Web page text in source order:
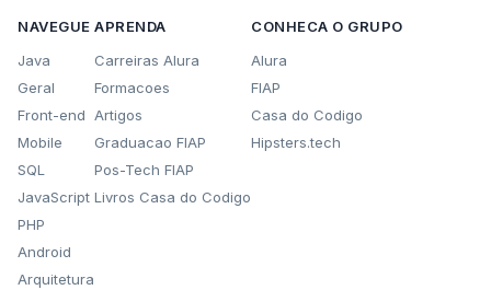
NAVEGUE
Java
Geral
Front-end
Mobile
SQL
JavaScript
PHP
Android
Arquitetura
APRENDA
Carreiras Alura
Formacoes
Artigos
Graduacao FIAP
Pos-Tech FIAP
Livros Casa do Codigo
CONHECA O GRUPO
Alura
FIAP
Casa do Codigo
Hipsters.tech